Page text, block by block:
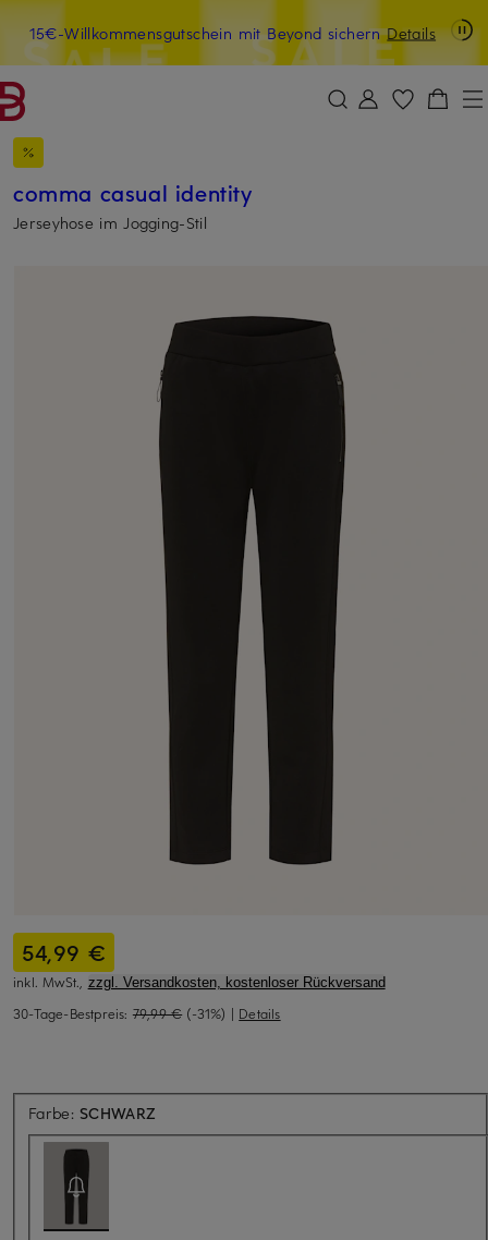
ZUM HAUPTINHALT ÜBERSPRINGEN ZUM SUCHFELD ÜBERSPRINGEN
Last Chance: -15% extra auf Sale LAST15
15€-Willkommensgutschein mit Beyond sichern Details
comma casual identity
Jerseyhose im Jogging-Stil
54,99 €
inkl. MwSt., zzgl. Versandkosten, kostenloser Rückversand
30-Tage-Bestpreis: 79,99 € (-31%) | Details
Farbe: SCHWARZ